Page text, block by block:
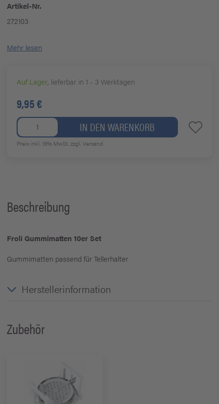
Artikel-Nr.
272103
Mehr lesen
Auf Lager, lieferbar in 1 - 3 Werktagen
9,95 €
IN DEN WARENKORB
Preis inkl. 19% MwSt.zzgl. Versand
Beschreibung
Froli Gummimatten 10er Set
Gummimatten passend für Tellerhalter
Herstellerinformation
Zubehör